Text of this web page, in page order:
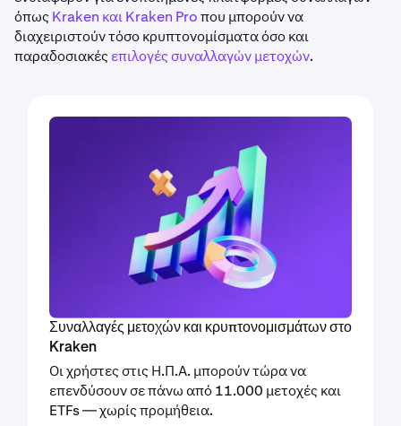
όπως Kraken και Kraken Proπου μπορούν να
διαχειριστούν τόσο κρυπτονομίσματα όσο και
παραδοσιακές επιλογές συναλλαγών μετοχών.
Συναλλαγές μετοχών και κρυπτονομισμάτων στο
Kraken
Οι χρήστες στις Η.Π.Α. μπορούν τώρα να
επενδύσουν σε πάνω από 11.000 μετοχές και
ETFs — χωρίς προμήθεια.